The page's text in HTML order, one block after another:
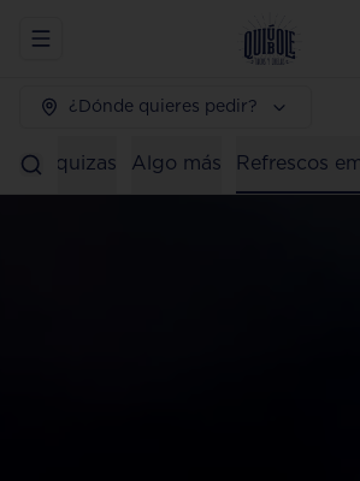
Abrir menu de navegación
¿Dónde quieres pedir?
Taquizas Algo más Refrescos